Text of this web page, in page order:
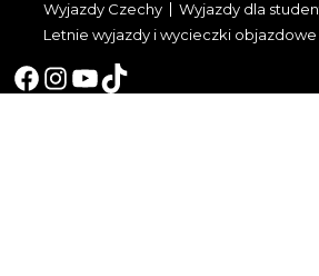
Wyjazdy Czechy
Wyjazdy dla
Letnie wyjazdy i wycieczki objazdowe
Facebook
Instagram
YouTube
TikTok